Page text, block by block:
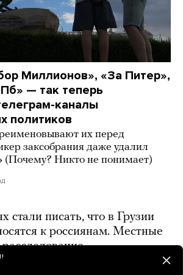
Миллионов», «За Питер»,
— так теперь
каналы
политиков
их перед
заксобрания даже удалил
(Почему? Никто не понимает)
стали писать, что в Грузии
к россиянам. Местные